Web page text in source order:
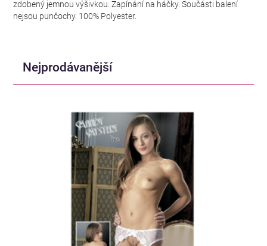
zdobený jemnou výšivkou. Zapínání na háčky. Součásti balení
nejsou punčochy. 100% Polyester.
Nejprodávanější